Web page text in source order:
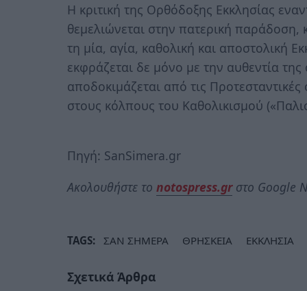
Η κριτική της Ορθόδοξης Εκκλησίας
θεμελιώνεται στην πατερική
τη μία, αγία, καθολική και αποστολική
εκφράζεται δε μόνο με την αυθεντία
αποδοκιμάζεται από τις
στους κόλπους του Καθολικισμού
Πηγή: SanSimera.gr
Ακολουθήστε το notospress.grστο Google
TAGS: ΣΑΝ ΣΗΜΕΡΑ ΘΡΗΣΚΕΙΑ ΕΚΚΛΗΣΙΑ
Σχετικά Άρθρα